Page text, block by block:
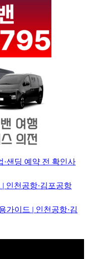
·샌딩 예약 전 확인사
인천공항·김포공항
가이드 | 인천공항·김